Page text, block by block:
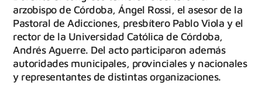
arzobispo de Córdoba, Ángel Rossi, el asesor de la
Pastoral de Adicciones, presbítero Pablo Viola y el
rector de la Universidad Católica de Córdoba,
Andrés Aguerre. Del acto participaron además
autoridades municipales, provinciales y nacionales
y representantes de distintas organizaciones.